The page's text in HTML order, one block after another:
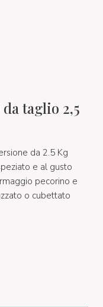
taglio 2,5
da 2.5 Kg
e al gusto
pecorino e
o cubettato